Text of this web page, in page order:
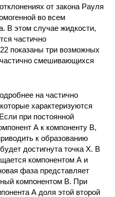
от закона Рауля
во всем
В этом случае жидкости,
частично
показаны три возможных
смешивающихся
на частично
характеризуются
при постоянной
А к компоненту В,
к образованию
достигнута точка X. В
компонентом А и
фаза представляет
компонентом В. При
А доля этой второй